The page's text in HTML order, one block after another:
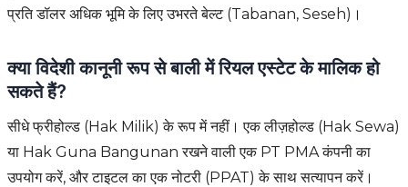
प्रति डॉलर अधिक भूमि के लिए उभरते बेल्ट (Tabanan, Seseh)।
क्या विदेशी कानूनी रूप से बाली में रियल एस्टेट के मालिक हो
सकते हैं?
सीधे फ्रीहोल्ड (Hak Milik) के रूप में नहीं। एक लीज़होल्ड (Hak Sewa)
या Hak Guna Bangunan रखने वाली एक PT PMA कंपनी का
उपयोग करें, और टाइटल का एक नोटरी (PPAT) के साथ सत्यापन करें।